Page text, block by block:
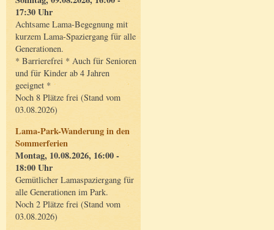
17:30 Uhr
Achtsame Lama-Begegnung mit
kurzem Lama-Spaziergang für alle
Generationen.
* Barrierefrei * Auch für Senioren
und für Kinder ab 4 Jahren
geeignet *
Noch 8 Plätze frei (Stand vom
03.08.2026)
Lama-Park-Wanderung in den
Sommerferien
Montag, 10.08.2026, 16:00 -
18:00 Uhr
Gemütlicher Lamaspaziergang für
alle Generationen im Park.
Noch 2 Plätze frei (Stand vom
03.08.2026)